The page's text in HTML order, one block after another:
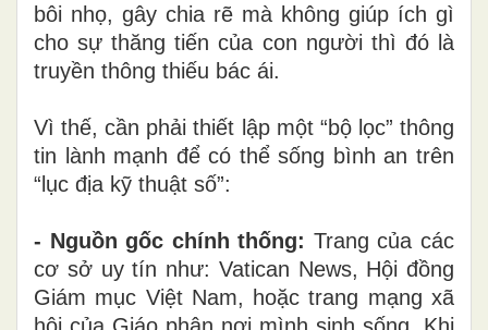
bôi nhọ, gây chia rẽ mà không giúp ích gì
cho sự thăng tiến của con người thì đó là
truyền thông thiếu bác ái.
Vì thế, cần phải thiết lập một “bộ lọc” thông
tin lành mạnh để có thể sống bình an trên
“lục địa kỹ thuật số”:
- Nguồn gốc chính thống: Trang của các
cơ sở uy tín như: Vatican News, Hội đồng
Giám mục Việt Nam, hoặc trang mạng xã
hội của Giáo phận nơi mình sinh sống. Khi